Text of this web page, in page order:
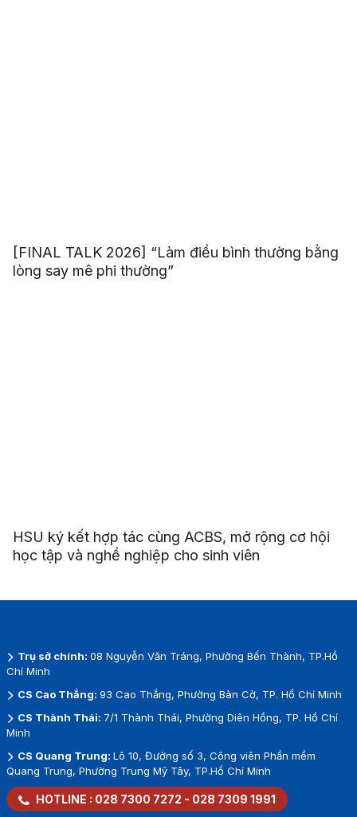
[FINAL TALK 2026] “Làm điều bình thường bằng
lòng say mê phi thường”
HSU ký kết hợp tác cùng ACBS, mở rộng cơ hội
học tập và nghề nghiệp cho sinh viên
Trụ sở chính: 08 Nguyễn Văn Tráng, Phường Bến Thành, TP.Hồ
Chí Minh
CS Cao Thắng: 93 Cao Thắng, Phường Bàn Cờ, TP. Hồ Chí Minh
CS Thành Thái: 7/1 Thành Thái, Phường Diên Hồng, TP. Hồ Chí
Minh
CS Quang Trung: Lô 10, Đường số 3, Công viên Phần mềm
Quang Trung, Phường Trung Mỹ Tây, TP.Hồ Chí Minh
HOTLINE : 028 7300 7272 - 028 7309 1991